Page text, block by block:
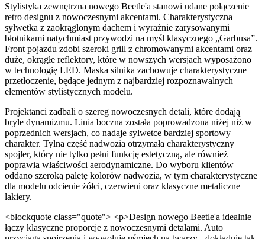
Stylistyka zewnętrzna nowego Beetle'a stanowi udane połączenie
retro designu z nowoczesnymi akcentami. Charakterystyczna
sylwetka z zaokrąglonym dachem i wyraźnie zarysowanymi
błotnikami natychmiast przywodzi na myśl klasycznego „Garbusa”.
Front pojazdu zdobi szeroki grill z chromowanymi akcentami oraz
duże, okrągłe reflektory, które w nowszych wersjach wyposażono
w technologię LED. Maska silnika zachowuje charakterystyczne
przetłoczenie, będące jednym z najbardziej rozpoznawalnych
elementów stylistycznych modelu.
Projektanci zadbali o szereg nowoczesnych detali, które dodają
bryle dynamizmu. Linia boczna została poprowadzona niżej niż w
poprzednich wersjach, co nadaje sylwetce bardziej sportowy
charakter. Tylna część nadwozia otrzymała charakterystyczny
spojler, który nie tylko pełni funkcję estetyczną, ale również
poprawia właściwości aerodynamiczne. Do wyboru klientów
oddano szeroką paletę kolorów nadwozia, w tym charakterystyczne
dla modelu odcienie żółci, czerwieni oraz klasyczne metaliczne
lakiery.
<blockquote class="quote"> <p>Design nowego Beetle'a idealnie
łączy klasyczne proporcje z nowoczesnymi detalami. Auto